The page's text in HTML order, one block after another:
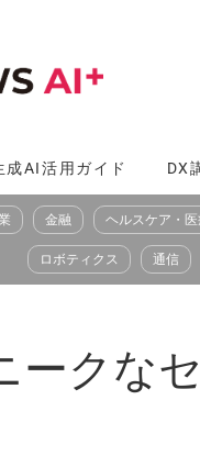
成AI活用ガイド DX
金融 ヘルスケア・医
ロボティクス 通信
ークな